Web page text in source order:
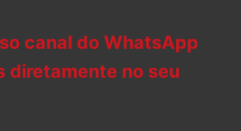
canal do WhatsApp
diretamente no seu